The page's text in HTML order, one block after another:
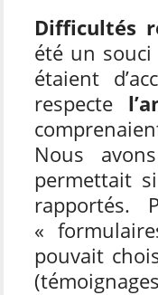
Difficultés
été un
étaient
respecte
Nous
permettait
rapportés.
«
pouvait